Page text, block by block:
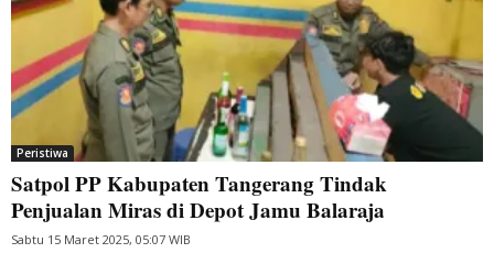
Peristiwa
Satpol PP Kabupaten Tangerang Tindak
Penjualan Miras di Depot Jamu Balaraja
Sabtu 15 Maret 2025, 05:07 WIB